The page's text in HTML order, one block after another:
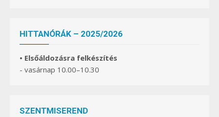
HITTANÓRÁK – 2025/2026
• Elsőáldozásra felkészítés
- vasárnap 10.00–10.30
SZENTMISEREND